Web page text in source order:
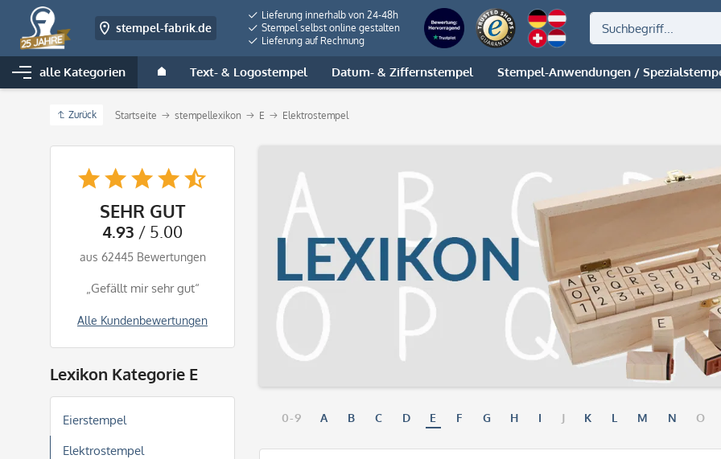
stempel-fabrik.de
Lieferung innerhalb von 24-48h
Stempel selbst online gestalten
Lieferung auf Rechnung
alle Kategorien Text- & Logostempel Datum- & Ziffernstempel Stempel-Anwendungen /
Zurück Startseite stempellexikon E Elektrostempel
SEHR GUT
4.93 / 5.00
aus 62445 Bewertungen
Alle Kundenbewertungen
„Gefällt mir sehr gut“
Lexikon Kategorie E
Eierstempel
Elektrostempel
0-9 A B C D E F G H I J K L M N O